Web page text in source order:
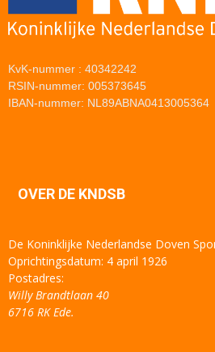
KvK-nummer : 40342242
RSIN-nummer: 005373645
IBAN-nummer: NL89ABNA0413005364
OVER DE KNDSB
De Koninklijke Nederlandse Doven
Oprichtingsdatum: 4 april 1926
Postadres:
Willy Brandtlaan 40
6716 RK Ede.